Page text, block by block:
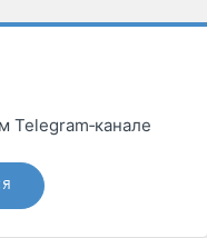
Telegram‑канале